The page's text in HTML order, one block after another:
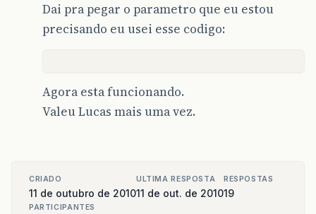
Dai pra pegar o parametro que eu estou
precisando eu usei esse codigo:
Agora esta funcionando.
Valeu Lucas mais uma vez.
CRIADO
11 de outubro de 2010
ULTIMA RESPOSTA
11 de out. de 2010
RESPOSTAS
19
PARTICIPANTES